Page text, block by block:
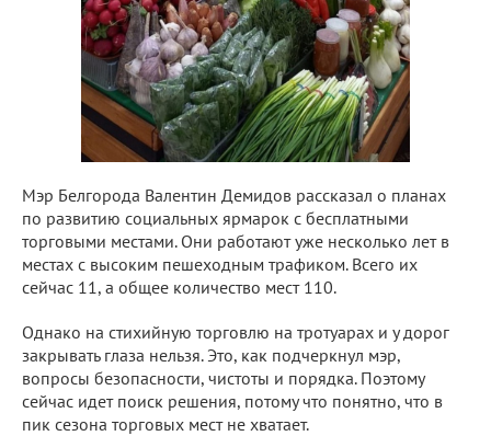
Мэр Белгорода Валентин Демидов рассказал о планах
по развитию социальных ярмарок с бесплатными
торговыми местами. Они работают уже несколько лет в
местах с высоким пешеходным трафиком. Всего их
сейчас 11, а общее количество мест 110.
Однако на стихийную торговлю на тротуарах и у дорог
закрывать глаза нельзя. Это, как подчеркнул мэр,
вопросы безопасности, чистоты и порядка. Поэтому
сейчас идет поиск решения, потому что понятно, что в
пик сезона торговых мест не хватает.